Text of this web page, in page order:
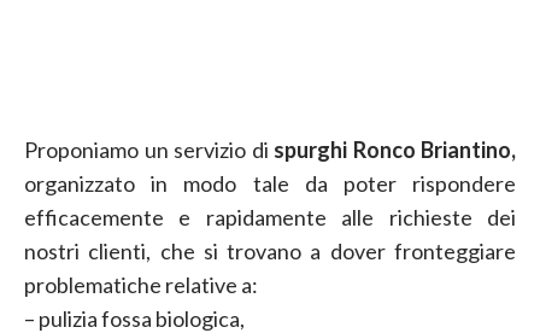
Proponiamo un servizio di spurghi Ronco Briantino,
organizzato in modo tale da poter rispondere
efficacemente e rapidamente alle richieste dei
nostri clienti, che si trovano a dover fronteggiare
problematiche relative a:
– pulizia fossa biologica,